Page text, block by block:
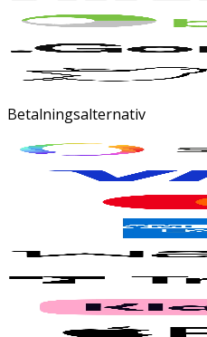
Betalningsalternativ